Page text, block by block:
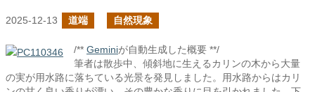
2025-12-13 道端 自然現象
/** Geminiが自動生成した概要 **/
筆者は散歩中、傾斜地に生えるカリンの木から大量
の実が用水路に落ちている光景を発見しました。用水路からはカリ